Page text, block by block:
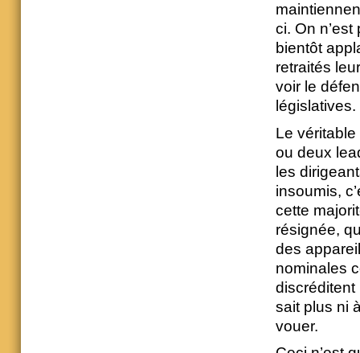
ci. On
bientôt
retraités
voir le
législatives.
Le véritable
ou deux
les
insoumis,
cette
résignée,
des
nominales
discréditent
sait plus ni
vouer.